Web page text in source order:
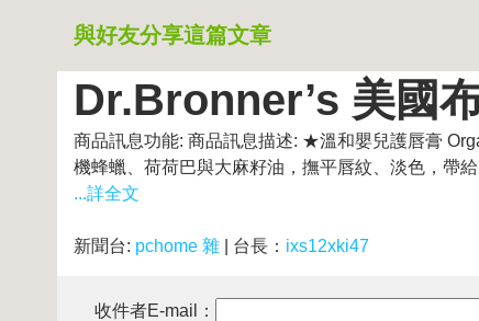
與好友分享這篇文章
Dr.Bronner’s 美國
商品訊息功能: 商品訊息描述: ★溫和嬰兒護唇膏
機蜂蠟、荷荷巴與大麻籽油，撫平唇紋、淡色，帶
...詳全文
新聞台: pchome 雜 | 台長： ixs12xki47
收件者E-mail：